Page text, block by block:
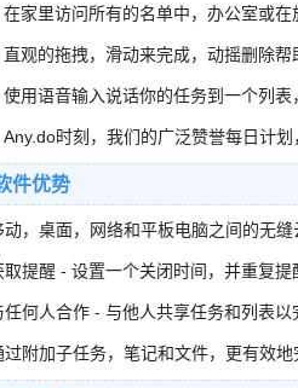
家里访问所有的名单中，办公室或在
观的拖拽，滑动来完成，动摇删除帮
用语音输入说话你的任务到一个列表
时刻，我们的广泛赞誉每日计划
件优势
动，桌面，网络和平板电脑之间的无缝
取提醒 - 设置一个关闭时间，并重复提
任何人合作 - 与他人共享任务和列表以
过附加子任务，笔记和文件，更有效地